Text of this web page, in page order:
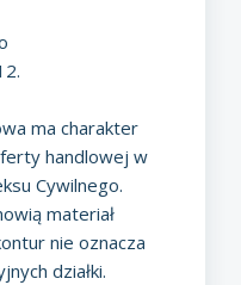
ma charakter
handlowej w
Cywilnego.
materiał
nie oznacza
działki.